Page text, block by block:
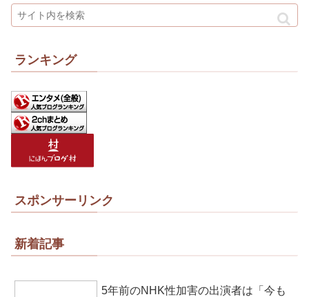
ランキング
スポンサーリンク
新着記事
5年前のNHK性加害の出演者は「今も